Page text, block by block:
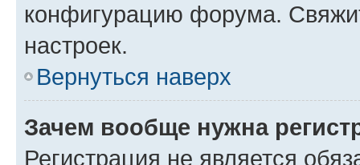
конфигурацию форума.
настроек.
Вернуться наверх
Зачем вообще нужна
Регистрация не является